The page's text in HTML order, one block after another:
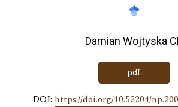
Damian Wojtyska
pdf
DOI: https://doi.org/10.52204/